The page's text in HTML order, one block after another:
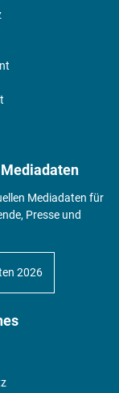
Mediadaten für
Presse und
2026